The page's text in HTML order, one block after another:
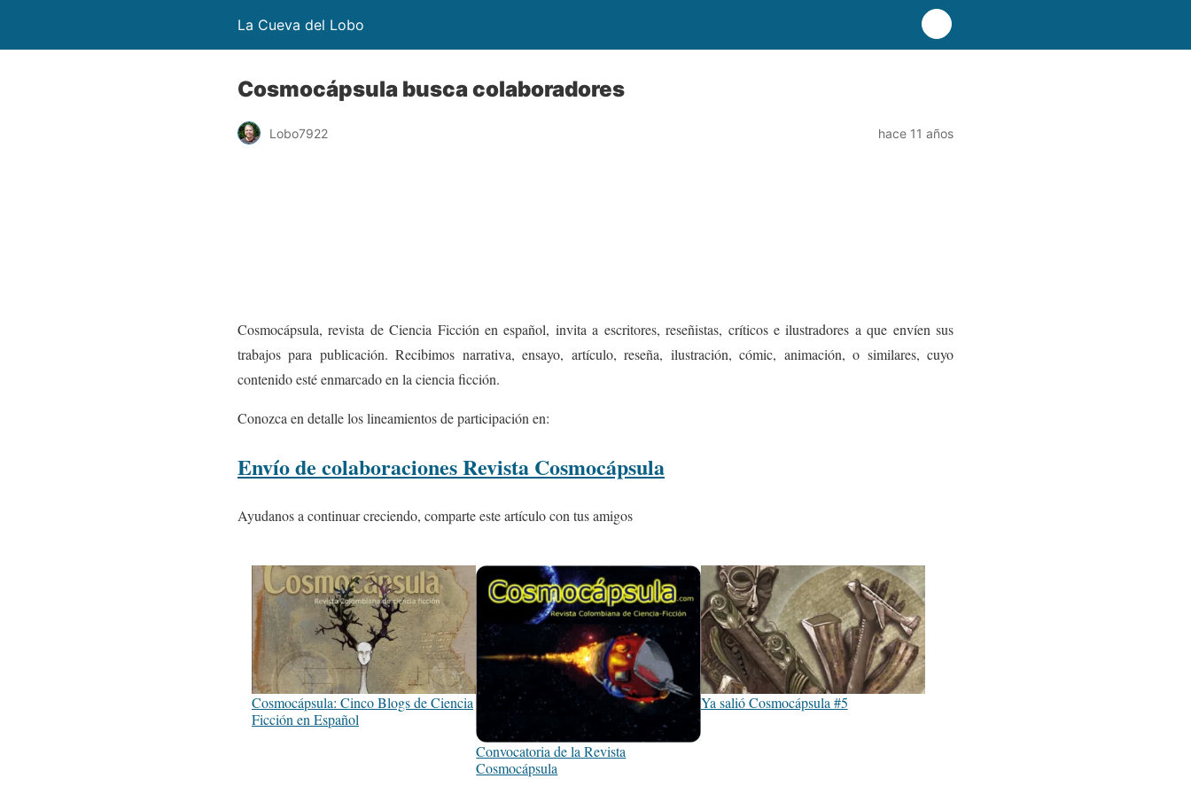
La Cueva del Lobo
Cosmocápsula busca colaboradores
Lobo7922 hace 11 años
Cosmocápsula, revista de Ciencia Ficción en español, invita a escritores, reseñistas, críticos e ilustradores a que envíen sus
trabajos para publicación. Recibimos narrativa, ensayo, artículo, reseña, ilustración, cómic, animación, o similares, cuyo
contenido esté enmarcado en la ciencia ficción.
Conozca en detalle los lineamientos de participación en:
Envío de colaboraciones Revista Cosmocápsula
Ayudanos a continuar creciendo, comparte este artículo con tus amigos
Cosmocápsula: Cinco Blogs de Ciencia
Ficción en Español
Convocatoria de la Revista
Cosmocápsula
Ya salió Cosmocápsula #5